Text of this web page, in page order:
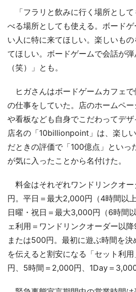
「フラリと飲みに行く場所とし
べる場所としても使える。ボード
い人に特に来てほしい。楽しいも
てほしい。ボードゲームで会話が
（笑）」とも。
ヒガさんはボードゲームカフェ
の仕事をしていた。店のホームペ
や看板なども自身でこだわってデザ
店名の「10billionpoint」は、楽し
だときの評価で「100億点」といっ
が気に入ったことから名付けた。
料金はそれぞれワンドリンクオ
円。平日＝最大2,000円（4時間以
日曜・祝日＝最大3,000円（6時間
ェ利用＝ワンドリンクオーダー以
または500円。最初に遊ぶ時間を
を伝えると割安になる「セット利
円、5時間＝2,000円、1Day＝3,000